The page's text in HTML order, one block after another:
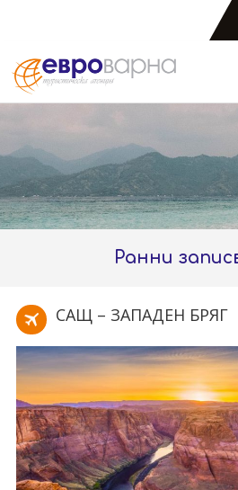
ЕКСКУРЗИИ И ПОЧИВКИ
РАННИ ЗАПИСВАНИЯ
ЕКЗОТИКА
Ранни
САЩ – ЗАПАДЕН БРЯГ